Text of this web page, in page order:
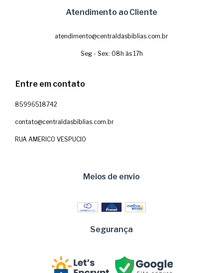
Atendimento ao Cliente
atendimento@centraldasbiblias.com.br
Seg - Sex: 08h às 17h
Entre em contato
85996518742
contato@centraldasbiblias.com.br
RUA AMERICO VESPUCIO
Meios de envio
Segurança